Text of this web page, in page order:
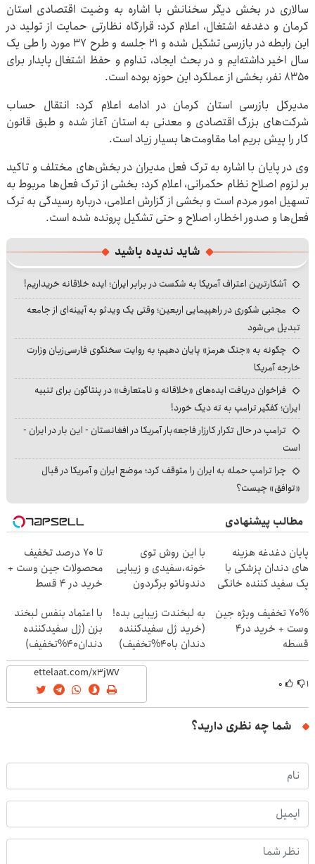
سالاری در بخش دیگر سخنانش با اشاره به وضیت اقتصادی استان
کرمان و دغدغه اشتغال، اعلام کرد: قرارگاه نظارتی حمایت از تولید در
این رابطه در بازرسی تشکیل شده و ۲۱ جلسه و طرح ۳۷ مورد را طی یک
سال اخیر داشته‌ایم و در بحث ایجاد، تداوم و حفظ اشتغال پایدار برای
۸۳۵۰ نفر، بخشی از عملکرد این حوزه بوده است.
مدیرکل بازرسی استان کرمان در ادامه اعلام کرد: انتقال حساب
شرکت‌های بزرگ اقتصادی و معدنی به استان آغاز شده و طبق قانون
کار را پیش بریم اما مقاومت‌ها بسیار زیاد است.
وی در پایان با اشاره به ترک فعل مدیران در بخش‌های مختلف و تاکید
بر لزوم اصلاح نظام حکمرانی، اعلام کرد: بخشی از ترک فعل‌ها مربوط به
تسهیل امور مردم است و بخشی از گزارش اعلامی، درباره رسیدگی به ترک
فعل‌ها و صدور اخطار، اصلاح و حتی تشکیل پرونده شده است.
شاید ندیده باشید
آشکارترین اعتراف آمریکا به شکست در برابر ایران؛ ایده خلاقانه خریداریم!
مجتبی شکوری در راهپیمایی اربعین؛ وقتی یک ویدئو به آیینه‌ای از جامعه
تبدیل می‌شود
چگونه به «جنگ هرمز» پایان دهیم؛ به روایت سخنگوی فارسی‌زبان وزارت
خارجه آمریکا
فراخوان دریافت ایده‌های «خلاقانه و نامتعارف» در پنتاگون برای تنبیه
ایران؛ کفگیر ترامپ به ته دیگ خورد!
ترامپ در حال تکرار کارزار فاجعه‌بار آمریکا در افغانستان - این بار در ایران -
است
چرا ترامپ حمله به ایران را متوقف کرد؛ موضع ایران و آمریکا در قبال
«توافق» چیست؟
مطالب پیشنهادی
پایان دغدغه هزینه
های دندان پزشکی با
پک سفید کننده خانگی
با این روش توی
خونه،سفیدی و زیبایی
دندوناتو برگردون
تا 70 درصد تخفیف
محصولات جین وست +
خرید در 4 قسط
70% تخفیف ویژه جین
وست + خرید در4
قسطه
به لبخندت زیبایی بده!
(خرید ژل سفیدکننده
دندان با40%تخفیف)
با اعتماد بنفس لبخند
بزن (ژل سفیدکننده
دندان40%تخفیف)
۱ ۰
شما چه نظری دارید؟